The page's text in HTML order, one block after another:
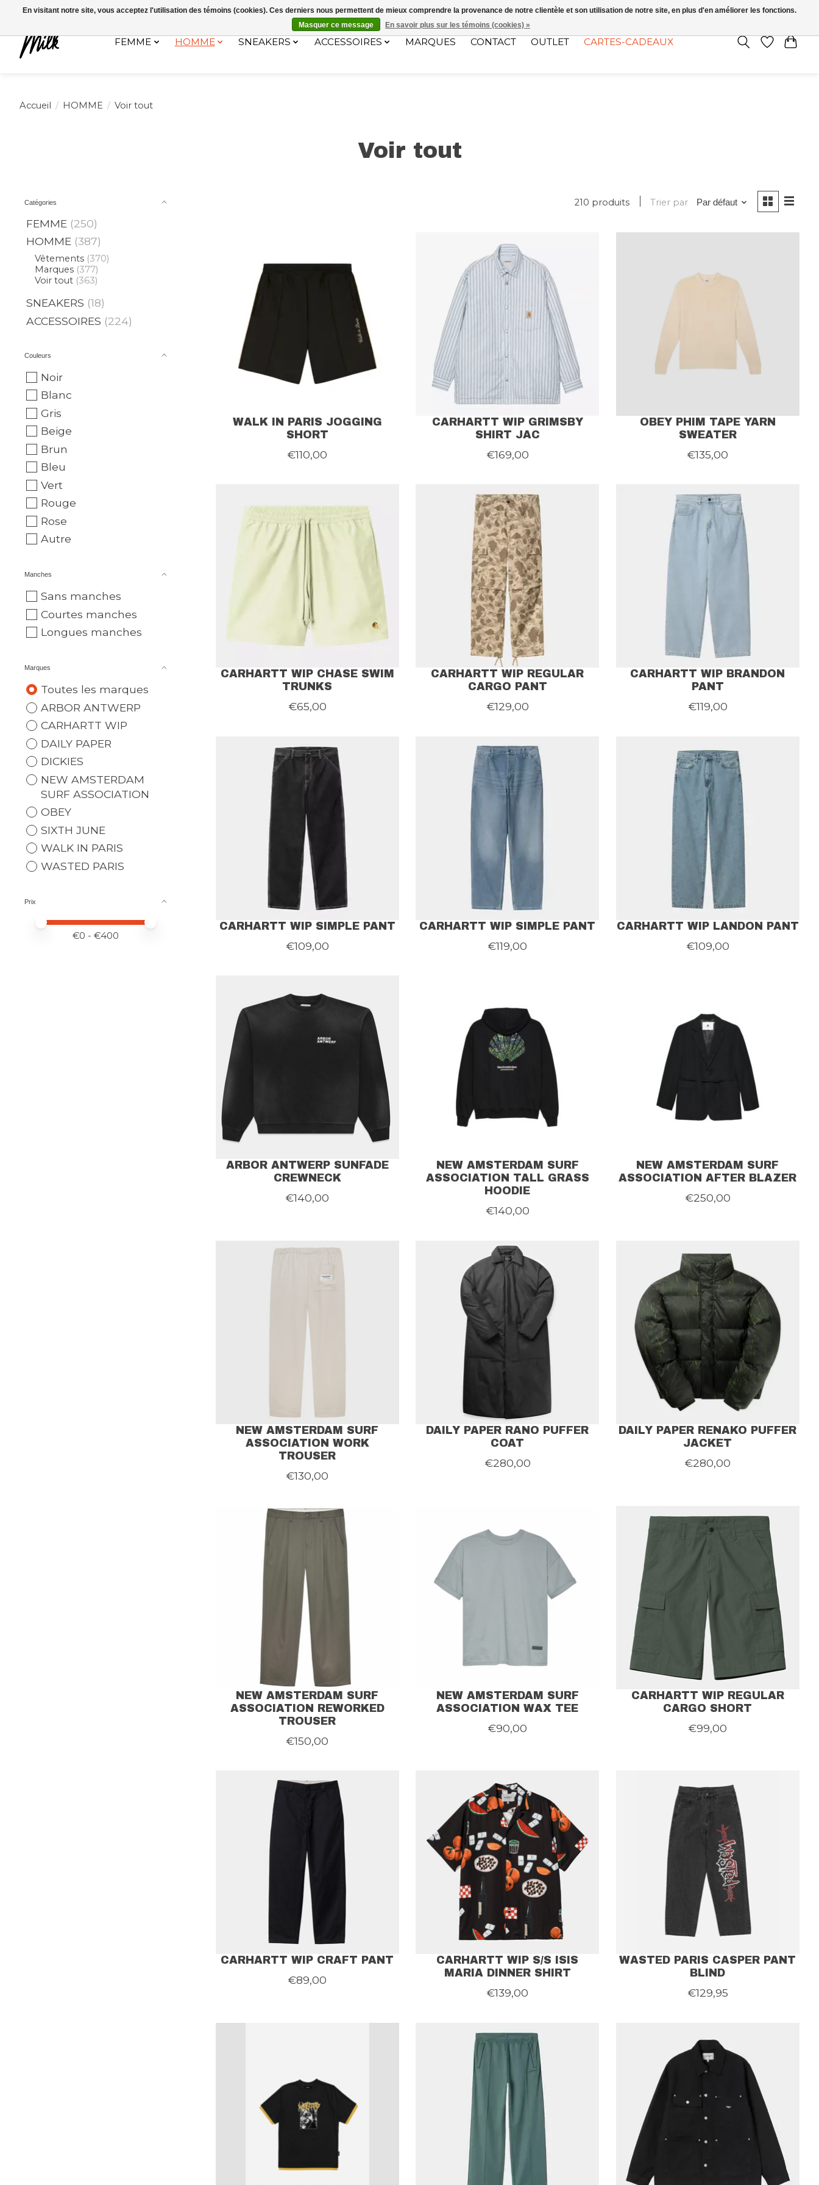
Expédition sous 48h / Livraison gratuite dès 150€ d'achats / -10% avec le code "4MILKZOO" FR S’INSCRIRE / SE CONNECTER
FEMME HOMME SNEAKERS ACCESSOIRES MARQUES CONTACT OUTLET CARTES-CADEAUX
Accueil / HOMME / Voir tout
Voir tout
Catégories
FEMME (250)
HOMME (387)
Vêtements (370)
Marques (377)
Voir tout (363)
SNEAKERS (18)
ACCESSOIRES (224)
Couleurs
Noir
Blanc
Gris
Beige
Brun
Bleu
Vert
Rouge
Rose
Autre
Manches
Sans manches
Courtes manches
Longues manches
Marques
Toutes les marques
ARBOR ANTWERP
CARHARTT WIP
DAILY PAPER
DICKIES
NEW AMSTERDAM
SURF ASSOCIATION
OBEY
SIXTH JUNE
WALK IN PARIS
WASTED PARIS
Prix
Prix minimum
Price maximum value
€0 - €400
210 produits Trier par Par défaut
WALK IN PARIS JOGGING
SHORT
€110,00
CARHARTT WIP GRIMSBY
SHIRT JAC
€169,00
OBEY PHIM TAPE YARN
SWEATER
€135,00
CARHARTT WIP CHASE SWIM
TRUNKS
€65,00
CARHARTT WIP REGULAR
CARGO PANT
€129,00
CARHARTT WIP BRANDON
PANT
€119,00
CARHARTT WIP SIMPLE PANT
€109,00
CARHARTT WIP SIMPLE PANT
€119,00
CARHARTT WIP LANDON PANT
€109,00
ARBOR ANTWERP SUNFADE
CREWNECK
€140,00
NEW AMSTERDAM SURF
ASSOCIATION TALL GRASS
HOODIE
€140,00
NEW AMSTERDAM SURF
ASSOCIATION AFTER BLAZER
€250,00
NEW AMSTERDAM SURF
ASSOCIATION WORK
TROUSER
€130,00
DAILY PAPER RANO PUFFER
COAT
€280,00
DAILY PAPER RENAKO PUFFER
JACKET
€280,00
NEW AMSTERDAM SURF
ASSOCIATION REWORKED
TROUSER
€150,00
NEW AMSTERDAM SURF
ASSOCIATION WAX TEE
€90,00
CARHARTT WIP REGULAR
CARGO SHORT
€99,00
CARHARTT WIP CRAFT PANT
€89,00
CARHARTT WIP S/S ISIS
MARIA DINNER SHIRT
€139,00
WASTED PARIS CASPER PANT
BLIND
€129,95
En visitant notre site, vous acceptez l'utilisation des témoins (cookies). Ces derniers nous permettent de mieux comprendre la provenance de notre clientèle et son utilisation de notre site, en plus d'en améliorer les fonctions.
Masquer ce message
En savoir plus sur les témoins (cookies) »